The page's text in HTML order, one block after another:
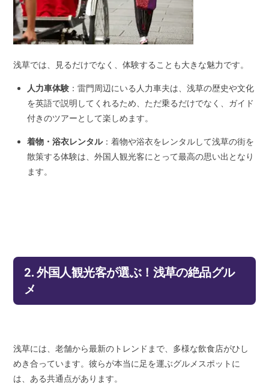
浅草では、見るだけでなく、体験することも大きな魅力です。
人力車体験：雷門周辺にいる人力車夫は、浅草の歴史や文化
を英語で説明してくれるため、ただ乗るだけでなく、ガイド
付きのツアーとして楽しめます。
着物・浴衣レンタル：着物や浴衣をレンタルして浅草の街を
散策する体験は、外国人観光客にとって最高の思い出となり
ます。
2. 外国人観光客が選ぶ！浅草の絶品グル
メ
浅草には、老舗から最新のトレンドまで、多様な飲食店がひし
めき合っています。彼らが本当に足を運ぶグルメスポットに
は、ある共通点があります。